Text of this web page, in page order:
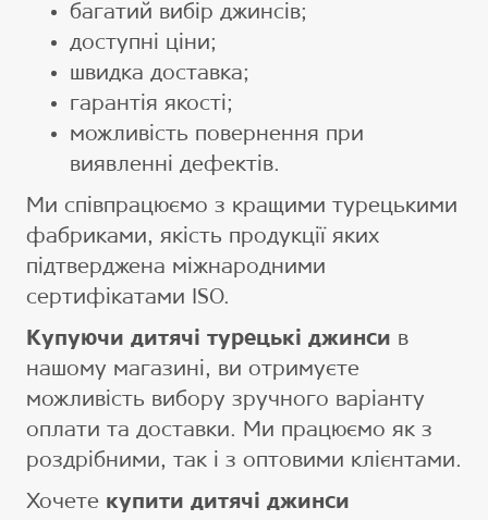
багатий вибір джинсів;
доступні ціни;
швидка доставка;
гарантія якості;
можливість повернення при
виявленні дефектів.
Ми співпрацюємо з кращими турецькими
фабриками, якість продукції яких
підтверджена міжнародними
сертифікатами ISO.
Купуючи дитячі турецькі джинси в
нашому магазині, ви отримуєте
можливість вибору зручного варіанту
оплати та доставки. Ми працюємо як з
роздрібними, так і з оптовими клієнтами.
Хочете купити дитячі джинси